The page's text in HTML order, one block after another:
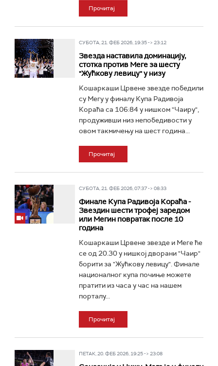
Прочитај
СУБОТА, 21. ФЕБ 2026, 19:35 -> 23:12
Звезда наставила доминацију,
стотка против Меге за шесту
"Жућкову левицу" у низу
Кошаркаши Црвене звезде победили
су Мегу у финалу Купа Радивоја
Кораћа са 106:84 у нишком "Чаиру",
продуживши низ непобедивости у
овом такмичењу на шест година...
Прочитај
СУБОТА, 21. ФЕБ 2026, 07:37 -> 08:33
Финале Купа Радивоја Кораћа -
Звездин шести трофеј заредом
или Мегин повратак после 10
година
Кошаркаши Црвене звезде и Меге ће
се од 20.30 у нишкој дворани "Чаир"
борити за "Жућкову левицу". Финале
националног купа почиње можете
пратити из часа у час на нашем
порталу...
Прочитај
ПЕТАК, 20. ФЕБ 2026, 19:25 -> 23:08